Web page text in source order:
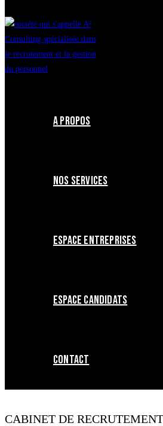
A PROPOS
NOS SERVICES
ESPACE ENTREPRISES
ESPACE CANDIDATS
CONTACT
CABINET DE